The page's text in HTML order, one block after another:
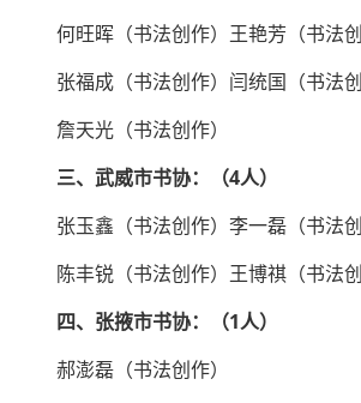
何旺晖（书法创作）王艳芳（书法创
张福成（书法创作）闫统国（书法创
詹天光（书法创作）
三、武威市书协：（4人）
张玉鑫（书法创作）李一磊（书法创
陈丰锐（书法创作）王博祺（书法创
四、张掖市书协：（1人）
郝澎磊（书法创作）